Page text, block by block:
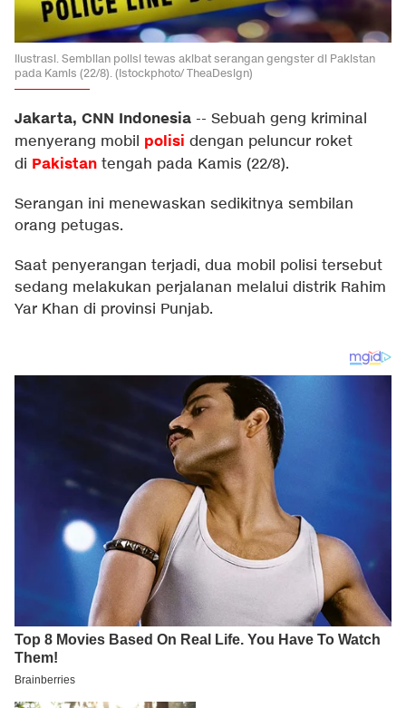
Ilustrasi. Sembilan polisi tewas akibat serangan gengster di Pakistan
pada Kamis (22/8). (Istockphoto/ TheaDesign)
Jakarta, CNN Indonesia -- Sebuah geng kriminal
menyerang mobil polisi dengan peluncur roket
di Pakistan tengah pada Kamis (22/8).
Serangan ini menewaskan sedikitnya sembilan
orang petugas.
Saat penyerangan terjadi, dua mobil polisi tersebut
sedang melakukan perjalanan melalui distrik Rahim
Yar Khan di provinsi Punjab.